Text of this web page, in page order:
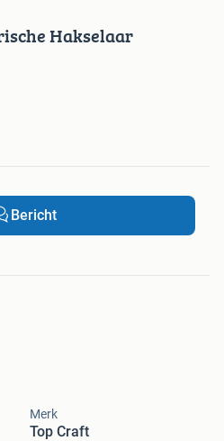
Merk
Top Craft
Hakselaar
Bericht